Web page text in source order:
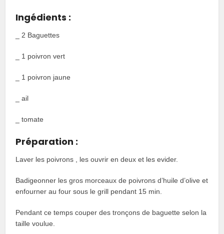
Ingédients :
_ 2 Baguettes
_ 1 poivron vert
_ 1 poivron jaune
_ ail
_ tomate
Préparation :
Laver les poivrons , les ouvrir en deux et les evider.
Badigeonner les gros morceaux de poivrons d’huile d’olive et
enfourner au four sous le grill pendant 15 min.
Pendant ce temps couper des tronçons de baguette selon la
taille voulue.